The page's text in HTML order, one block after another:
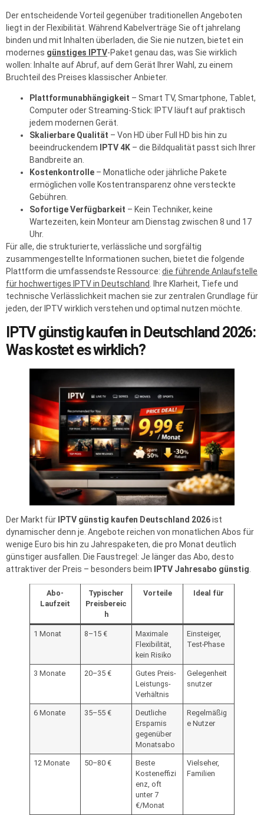
Der entscheidende Vorteil gegenüber traditionellen Angeboten
liegt in der Flexibilität. Während Kabelverträge Sie oft jahrelang
binden und mit Inhalten überladen, die Sie nie nutzen, bietet ein
modernes günstiges IPTV-Paket genau das, was Sie wirklich
wollen: Inhalte auf Abruf, auf dem Gerät Ihrer Wahl, zu einem
Bruchteil des Preises klassischer Anbieter.
Plattformunabhängigkeit – Smart TV, Smartphone, Tablet,
Computer oder Streaming-Stick: IPTV läuft auf praktisch
jedem modernen Gerät.
Skalierbare Qualität – Von HD über Full HD bis hin zu
beeindruckendem
IPTV 4K – die Bildqualität passt sich Ihrer
Bandbreite an.
Kostenkontrolle – Monatliche oder jährliche Pakete
ermöglichen volle Kostentransparenz ohne versteckte
Gebühren.
Sofortige Verfügbarkeit – Kein Techniker, keine
Wartezeiten, kein Monteur am Dienstag zwischen 8 und 17
Uhr.
Für alle, die strukturierte, verlässliche und sorgfältig
zusammengestellte Informationen suchen, bietet die folgende
Plattform die umfassendste Ressource: die führende Anlaufstelle
für hochwertiges IPTV in Deutschland
. Ihre Klarheit, Tiefe und
technische Verlässlichkeit machen sie zur zentralen Grundlage für
jeden, der IPTV wirklich verstehen und optimal nutzen möchte.
IPTV günstig kaufen in Deutschland 2026:
Was kostet es wirklich?
Der Markt für IPTV günstig kaufen Deutschland 2026ist
dynamischer denn je. Angebote reichen von monatlichen Abos für
wenige Euro bis hin zu Jahrespaketen, die pro Monat deutlich
günstiger ausfallen. Die Faustregel: Je länger das Abo, desto
attraktiver der Preis – besonders beim IPTV Jahresabo günstig
Abo-
Laufzeit
Typischer
Preisbereic
h
Vorteile Ideal für
1 Monat 8–15 €
Maximale
Flexibilität,
kein Risiko
Einsteiger,
Test-Phase
3 Monate 20–35 €
Gutes Preis-
Leistungs-
Verhältnis
Gelegenheit
snutzer
6 Monate 35–55 €
Deutliche
Ersparnis
gegenüber
Monatsabo
Regelmäßig
e Nutzer
12 Monate 50–80 €
Beste
Kosteneffizi
enz, oft
unter 7
€/Monat
Vielseher,
Familien